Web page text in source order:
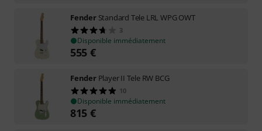
Fender Standard Tele LRL WPG OWT
3
Disponible immédiatement
555 €
Fender Player II Tele RW BCG
10
Disponible immédiatement
815 €